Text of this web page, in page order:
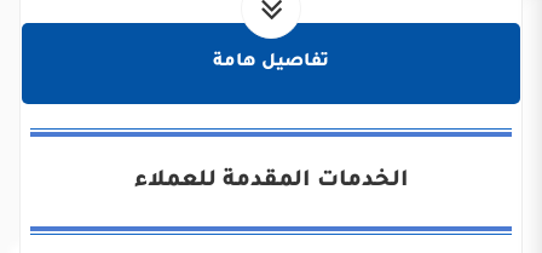
تفاصيل هامة
الخدمات المقدمة للعملاء